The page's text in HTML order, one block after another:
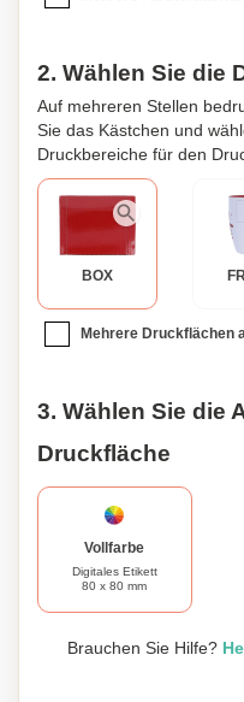
2. Wählen Sie die
Auf mehreren Stellen
Sie das Kästchen und
Druckbereiche für den
BOX
Mehrere Druckflächen
3. Wählen Sie die
Druckfläche
Vollfarbe
Digitales Etikett
80 x 80 mm
Brauchen Sie Hilfe?